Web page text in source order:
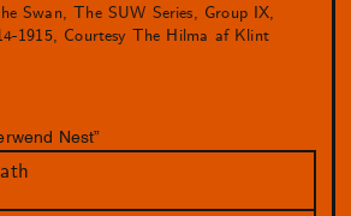
Swan, The SUW Series, Group IX,
1915, Courtesy The Hilma af Klint
Nest”